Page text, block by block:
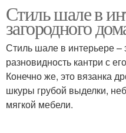
Стиль шале в
загородного
Стиль шале в интерьере –
разновидность кантри с
Конечно же, это вязанка
шкуры грубой выделки,
мягкой мебели.